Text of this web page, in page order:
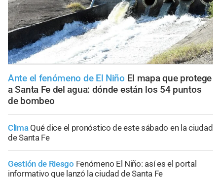
Ante el fenómeno de El Niño El mapa que protege
a Santa Fe del agua: dónde están los 54 puntos
de bombeo
Clima Qué dice el pronóstico de este sábado en la ciudad
de Santa Fe
Gestión de Riesgo Fenómeno El Niño: así es el portal
informativo que lanzó la ciudad de Santa Fe